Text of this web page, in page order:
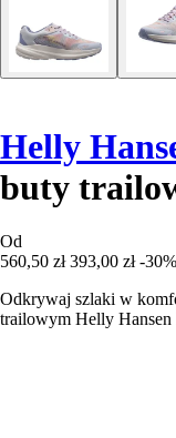
Helly
buty
Od
560,50 zł 393,00 zł -30%
Odkrywaj szlaki w
trailowym Helly